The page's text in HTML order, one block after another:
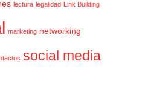
lectura legalidad Link Building
marketing networking
social media